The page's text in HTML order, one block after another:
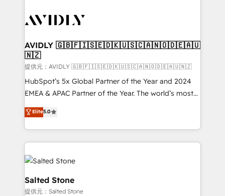
Healthcare - Financial Services - Managed IT (MSP) -
we help: ✔️ Full HubSpot implementations and portal
optimization ✔️ Data migrations, CRM architecture,
and reporting foundations ✔️ Custom integrations
and workflow automation ✔️ User adoption
programs, training, and enablement Through project-
partnerships, we guide organizations through the
revenue maturity model - delivering the right
grows.
AVIDLY 🇬🇧🇫🇮🇸🇪🇩🇰🇺🇸🇨🇦🇳🇴🇩🇪🇦🇺
🇳🇿
提供元：AVIDLY 🇬🇧🇫🇮🇸🇪🇩🇰🇺🇸🇨🇦🇳🇴🇩🇪🇦🇺🇳🇿
HubSpot’s 5x Global Partner of the Year and 2024
EMEA & APAC Partner of the Year. The world’s most
experienced and fully accredited HubSpot Solutions
Partner. 🚀 With 2,750+ HubSpot projects delivered
and 370+ specialists across EMEA, APAC and NAM,
we de-risk complex CRM programmes and
accelerate ROI across every HubSpot Hub. 🧭 From
multi-region migrations to AI-powered automation,
we turn complexity into clarity, human at global
scale. 🏆 HubSpot’s CEO called us “the partner of the
Elite5.0
Salted Stone
提供元：Salted Stone